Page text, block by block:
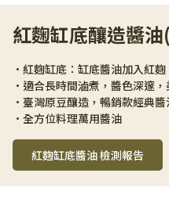
紅麴缸底釀造醬
•紅麴缸底：缸底醬油加入紅麴
•適合長時間滷煮，醬色深邃，
•臺灣原豆釀造，暢銷款經典醬
•全方位料理萬用醬油
紅麴缸底醬油 檢測報告